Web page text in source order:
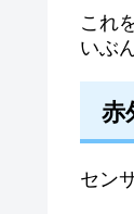
これ
いぶ
赤
セン